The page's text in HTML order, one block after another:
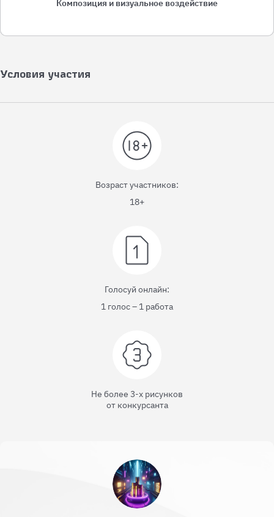
Композиция и визуальное воздействие
Условия участия
Возраст участников:
18+
Голосуй онлайн:
1 голос – 1 работа
Не более 3-х рисунков
от конкурсанта